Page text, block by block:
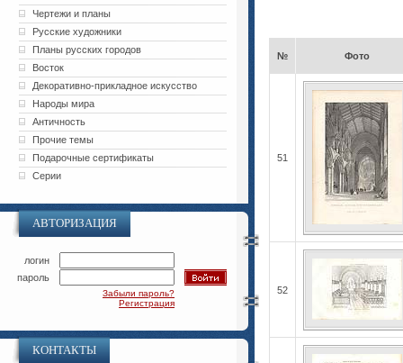
Чертежи и планы
Русские художники
Планы русских городов
Восток
Декоративно-прикладное искусство
Народы мира
Античность
Прочие темы
Подарочные сертификаты
Серии
АВТОРИЗАЦИЯ
логин
пароль
Забыли пароль?
Регистрация
КОНТАКТЫ
№ Фото
51
52